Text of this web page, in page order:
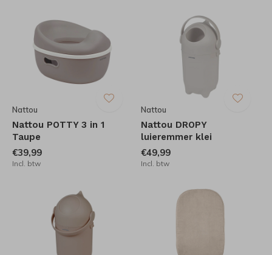
Nattou
Nattou POTTY 3 in 1
Taupe
€39,99
Incl. btw
Nattou
Nattou DROPY
luieremmer klei
€49,99
Incl. btw